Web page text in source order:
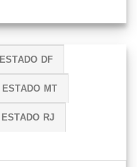
ESTADO DF
ESTADO MT
ESTADO RJ